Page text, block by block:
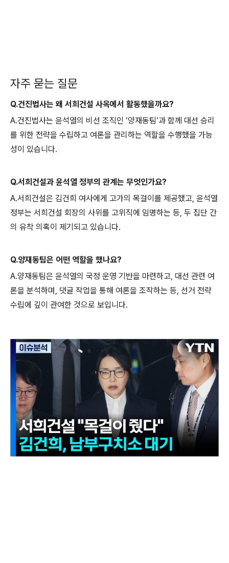
자주 묻는 질문
Q.건진법사는 왜 서희건설 사옥에서 활동했을까요?
A.건진법사는 윤석열의 비선 조직인 ‘양재동팀’과 함께 대선 승리
를 위한 전략을 수립하고 여론을 관리하는 역할을 수행했을 가능
성이 있습니다.
Q.서희건설과 윤석열 정부의 관계는 무엇인가요?
A.서희건설은 김건희 여사에게 고가의 목걸이를 제공했고, 윤석열
정부는 서희건설 회장의 사위를 고위직에 임명하는 등, 두 집단 간
의 유착 의혹이 제기되고 있습니다.
Q.양재동팀은 어떤 역할을 했나요?
A.양재동팀은 윤석열의 국정 운영 기반을 마련하고, 대선 관련 여
론을 분석하며, 댓글 작업을 통해 여론을 조작하는 등, 선거 전략
수립에 깊이 관여한 것으로 보입니다.